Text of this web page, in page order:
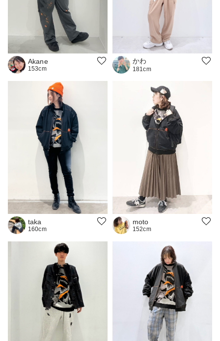
Akane
153cm
かわ
181cm
taka
160cm
moto
152cm